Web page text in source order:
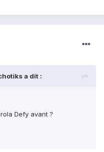
a dit :
Defy avant ?